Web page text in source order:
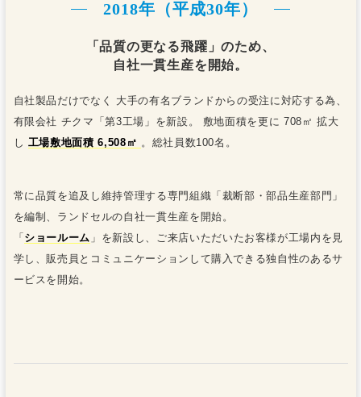
2018年（平成30年）
「品質の更なる飛躍」のため、
自社一貫生産を開始。
自社製品だけでなく 大手の有名ブランドからの受注に対応する為、
有限会社 チクマ「第3工場」を新設。 敷地面積を更に 708㎡ 拡大
し 工場敷地面積 6,508㎡ 。総社員数100名。
常に品質を追及し維持管理する専門組織「裁断部・部品生産部門」
を編制、ランドセルの自社一貫生産を開始。
「ショールーム 」を新設し、ご来店いただいたお客様が工場内を見
学し、販売員とコミュニケーションして購入できる独自性のあるサ
ービスを開始。